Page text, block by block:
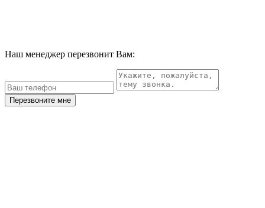
Наш менеджер перезвонит Вам:
Перезвоните мне